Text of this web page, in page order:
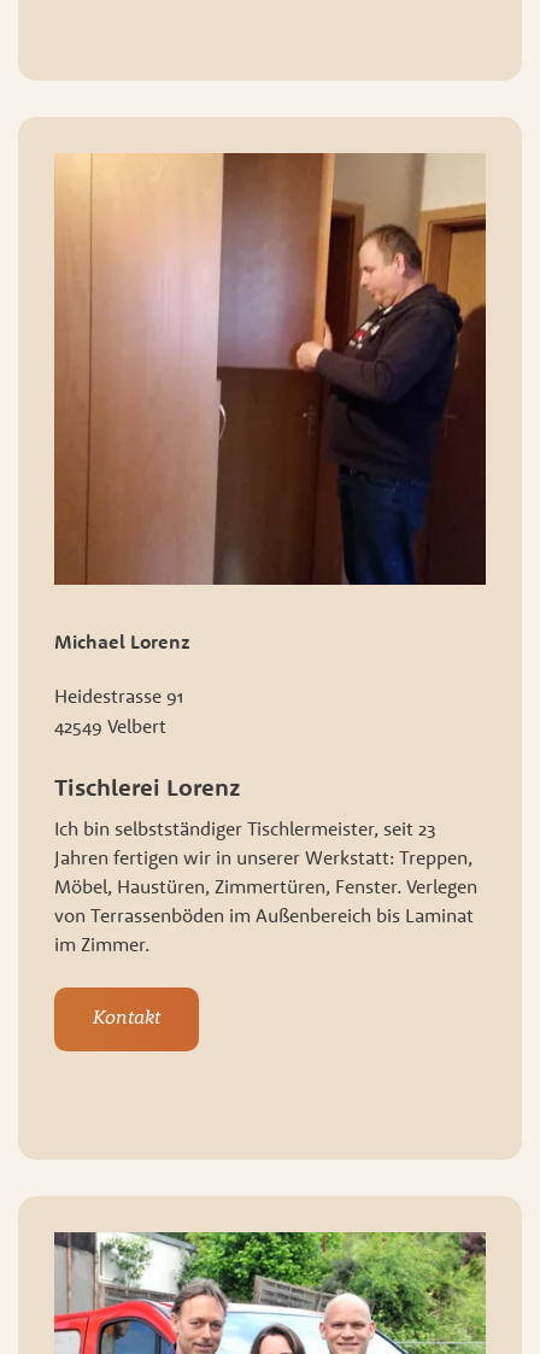
Michael Lorenz
Heidestrasse 91
42549 Velbert
Tischlerei Lorenz
Ich bin selbstständiger Tischlermeister, seit 23
Jahren fertigen wir in unserer Werkstatt: Treppen,
Möbel, Haustüren, Zimmertüren, Fenster. Verlegen
von Terrassenböden im Außenbereich bis Laminat
im Zimmer.
Kontakt